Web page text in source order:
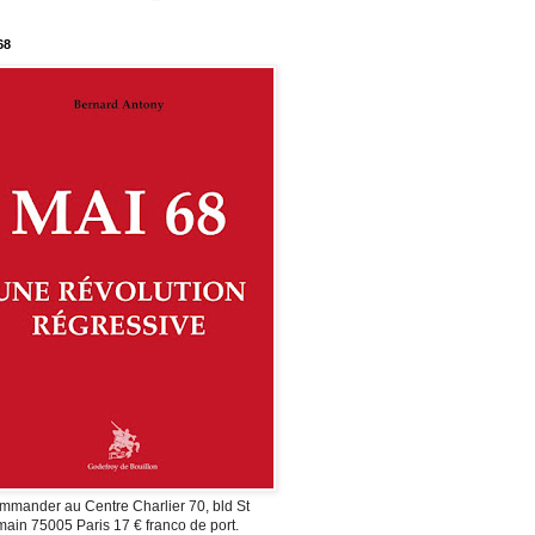
au Centre Charlier 70, bld St
75005 Paris 17 € franco de port.